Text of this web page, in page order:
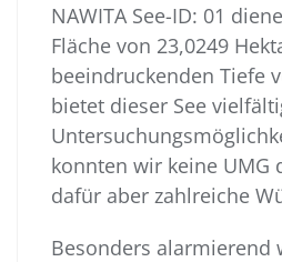
NAWITA See-ID: 01
Fläche von 23,0249
beeindruckenden Tiefe
bietet dieser See
konnten wir keine UMG
dafür aber zahlreiche
Besonders alarmierend